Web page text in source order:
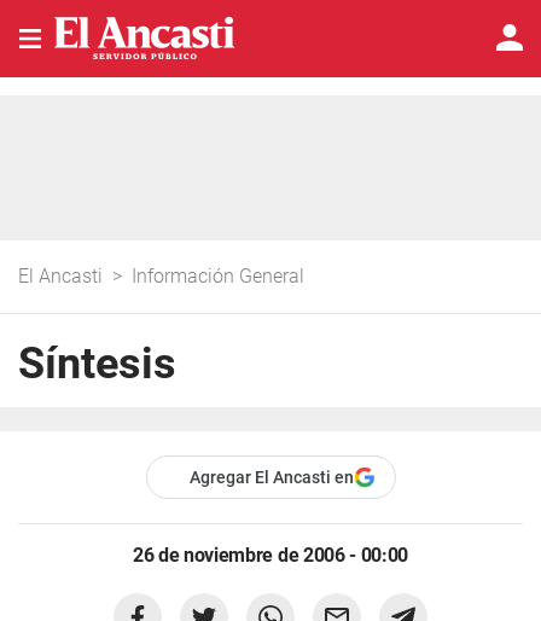
El Ancasti > Información General
Síntesis
Agregar El Ancasti en
26 de noviembre de 2006 - 00:00